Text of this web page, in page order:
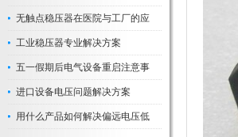
无触点稳压器在医院与工厂的应
工业稳压器专业解决方案
五一假期后电气设备重启注意事
进口设备电压问题解决方案
用什么产品如何解决偏远电压低